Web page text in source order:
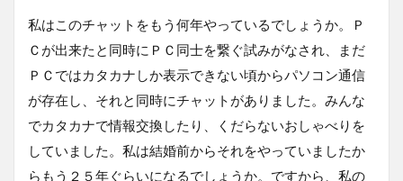
私はこのチャットをもう何年やっているでしょうか。Ｐ
Ｃが出来たと同時にＰＣ同士を繋ぐ試みがなされ、まだ
ＰＣではカタカナしか表示できない頃からパソコン通信
が存在し、それと同時にチャットがありました。みんな
でカタカナで情報交換したり、くだらないおしゃべりを
していました。私は結婚前からそれをやっていましたか
らもう２５年ぐらいになるでしょうか。ですから、私の